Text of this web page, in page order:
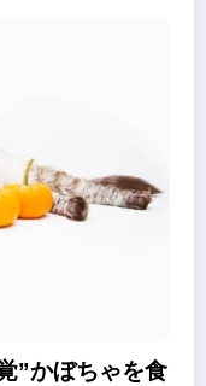
”かぼちゃを食